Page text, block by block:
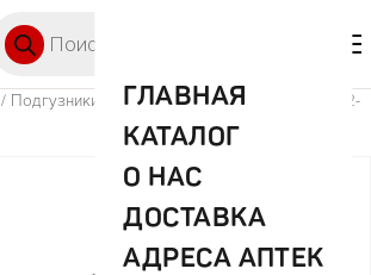
ГЛАВНАЯ
КАТАЛОГ
О НАС
ДОСТАВКА
АДРЕСА АПТЕК
/ Подгузники Хаггис 5 Ультра Комфорт д/мал 12-